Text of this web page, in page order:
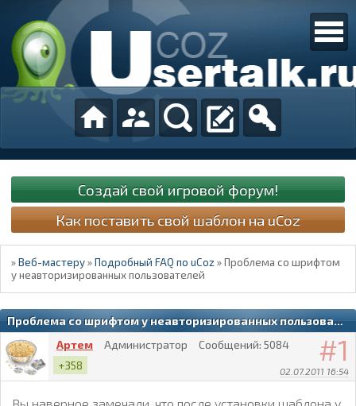
Создай свой игровой форум!
Как поставить свой шаблон на uCoz
»Веб-мастеру »Подробный FAQ по uCoz »Проблема со шрифтом
у неавторизированных пользователей
Проблема со шрифтом у неавторизированных пользователей
1
02.07.2011 16:54
Артем Администратор Сообщений: 5084
+358
Вы наверное замечали, что после установки шаблона у